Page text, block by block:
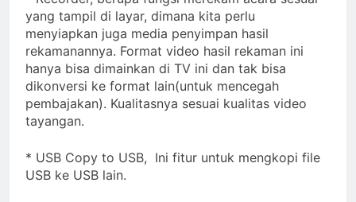
yang tampil di layar, dimana kita perlu
menyiapkan juga media penyimpan hasil
rekamanannya. Format video hasil rekaman ini
hanya bisa dimainkan di TV ini dan tak bisa
dikonversi ke format lain(untuk mencegah
pembajakan). Kualitasnya sesuai kualitas video
tayangan.
* USB Copy to USB, Ini fitur untuk mengkopi file
USB ke USB lain.